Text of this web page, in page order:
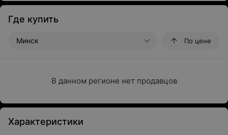
Где купить
Минск По цене
В данном регионе нет продавцов
Характеристики